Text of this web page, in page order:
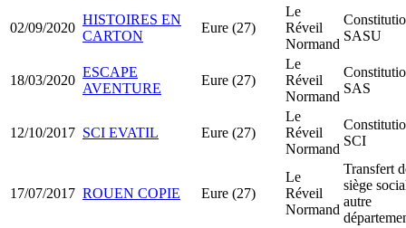
02/09/2020
HISTOIRES EN
CARTON
Eure (27)
Le
Réveil
Normand
SASU
18/03/2020
ESCAPE
AVENTURE
Eure (27)
Le
Réveil
Normand
SAS
12/10/2017 SCI EVATIL Eure (27)
Le
Réveil
Normand
SCI
17/07/2017 ROUEN COPIE Eure (27)
Le
Réveil
Normand
Transfert
siège
autre